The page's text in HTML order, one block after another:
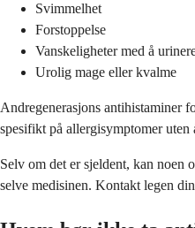
Svimmelhet
Forstoppelse
Vanskeligheter med å
Urolig mage eller kvalme
Andregenerasjons antihistaminer
spesifikt på allergisymptomer
Selv om det er sjeldent, kan noen
selve medisinen. Kontakt legen